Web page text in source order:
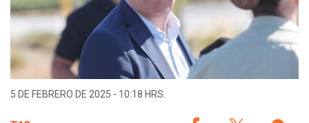
5 DE FEBRERO DE 2025 - 10:18 HRS.